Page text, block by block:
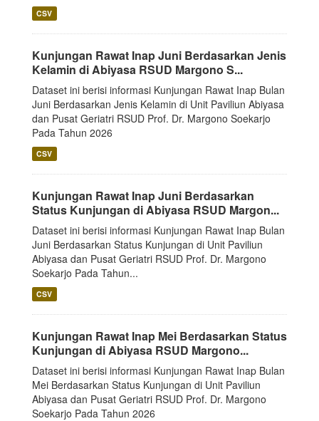
CSV
Kunjungan Rawat Inap Juni Berdasarkan Jenis
Kelamin di Abiyasa RSUD Margono S...
Dataset ini berisi informasi Kunjungan Rawat Inap Bulan
Juni Berdasarkan Jenis Kelamin di Unit Paviliun Abiyasa
dan Pusat Geriatri RSUD Prof. Dr. Margono Soekarjo
Pada Tahun 2026
CSV
Kunjungan Rawat Inap Juni Berdasarkan
Status Kunjungan di Abiyasa RSUD Margon...
Dataset ini berisi informasi Kunjungan Rawat Inap Bulan
Juni Berdasarkan Status Kunjungan di Unit Paviliun
Abiyasa dan Pusat Geriatri RSUD Prof. Dr. Margono
Soekarjo Pada Tahun...
CSV
Kunjungan Rawat Inap Mei Berdasarkan Status
Kunjungan di Abiyasa RSUD Margono...
Dataset ini berisi informasi Kunjungan Rawat Inap Bulan
Mei Berdasarkan Status Kunjungan di Unit Paviliun
Abiyasa dan Pusat Geriatri RSUD Prof. Dr. Margono
Soekarjo Pada Tahun 2026